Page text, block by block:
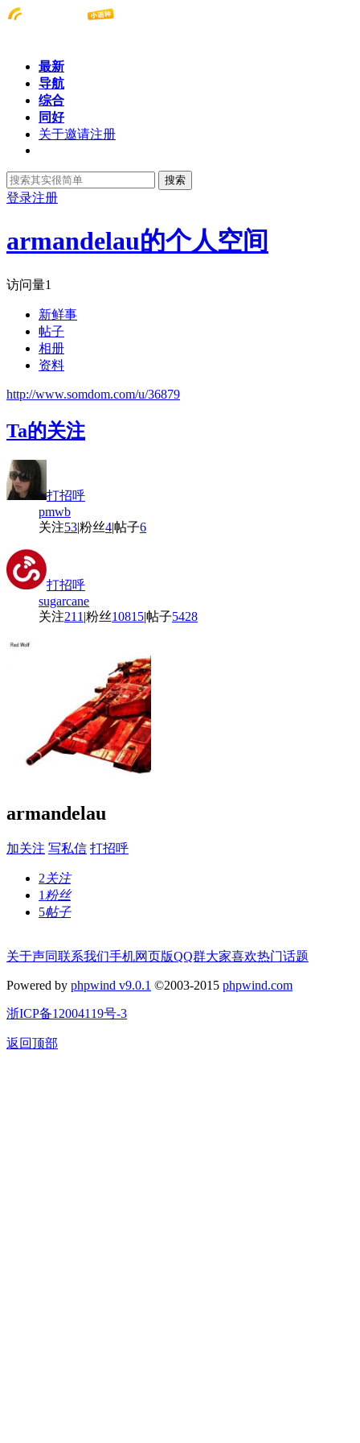
最新
导航
综合
同好
关于邀请注册
搜索
登录注册
armandelau的个人空间
访问量1
新鲜事
帖子
相册
资料
http://www.somdom.com/u/36879
Ta的关注
打招呼
pmwb
关注53|粉丝4|帖子6
打招呼
sugarcane
关注211 |粉丝10815|帖子5428
armandelau
加关注 写私信 打招呼
2关注
1 粉丝
5帖子
关于声同联系我们手机网页版QQ群大家喜欢热门话题
Powered by phpwind v9.0.1 ©2003-2015 phpwind.com
浙ICP备12004119号-3
返回顶部